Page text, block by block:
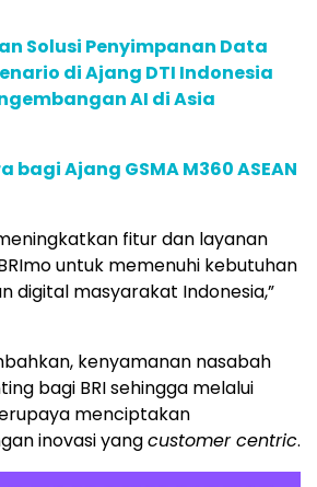
Solusi Penyimpanan Data
di Ajang DTI Indonesia
AI di Asia
bagi Ajang GSMA M360 ASEAN
fitur dan layanan
untuk memenuhi kebutuhan
digital masyarakat Indonesia,”
kenyamanan nasabah
bagi BRI sehingga melalui
menciptakan
inovasi yangcustomer centric.